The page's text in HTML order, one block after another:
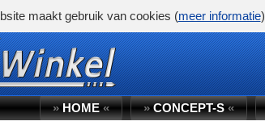
»HOME« »CONCEPT-S«
maakt gebruik van cookies (meer informatie)